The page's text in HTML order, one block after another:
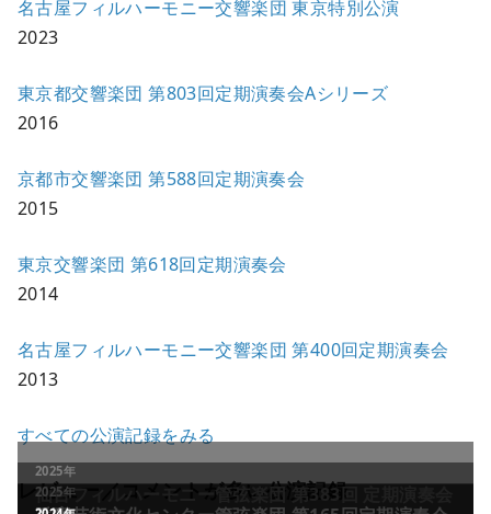
名古屋フィルハーモニー交響楽団 東京特別公演
2023
東京都交響楽団 第803回定期演奏会Aシリーズ
2016
京都市交響楽団 第588回定期演奏会
2015
東京交響楽団 第618回定期演奏会
2014
名古屋フィルハーモニー交響楽団 第400回定期演奏会
2013
すべての公演記録をみる
レビュー／コメントが多い公演記録